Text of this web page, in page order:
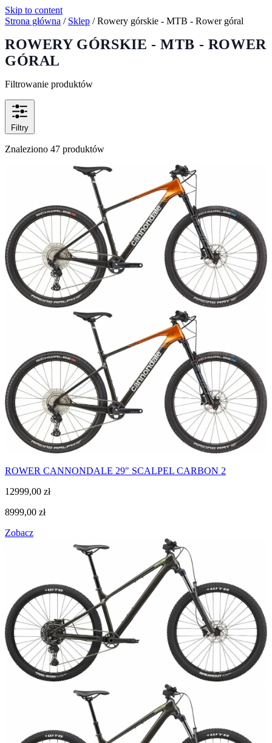
Skip to content
Strona główna / Sklep / Rowery górskie - MTB - Rower góral
ROWERY GÓRSKIE - MTB - ROWER
GÓRAL
Filtrowanie produktów
Filtry
Znaleziono 47 produktów
ROWER CANNONDALE 29" SCALPEL CARBON 2
12999,00 zł
8999,00 zł
Zobacz